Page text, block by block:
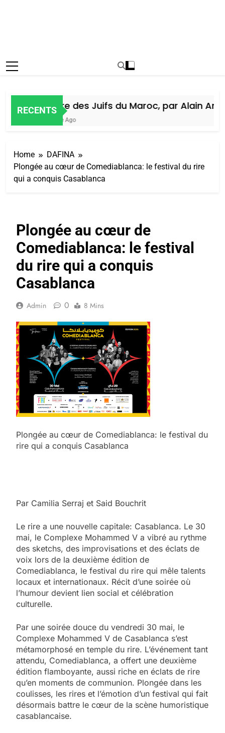
RECENTS
Histoire des Juifs du Maroc, par Alain Amiel
1 Semaine Ago
Home
DAFINA
Plongée au cœur de Comediablanca: le festival du rire
qui a conquis Casablanca
Plongée au cœur de
Comediablanca: le festival
du rire qui a conquis
Casablanca
Admin 0 8 Mins
Plongée au cœur de Comediablanca: le festival du
rire qui a conquis Casablanca
Par Camilia Serraj et Said Bouchrit
Le rire a une nouvelle capitale: Casablanca. Le 30
mai, le Complexe Mohammed V a vibré au rythme
des sketchs, des improvisations et des éclats de
voix lors de la deuxième édition de
Comediablanca, le festival du rire qui mêle talents
locaux et internationaux. Récit d’une soirée où
l’humour devient lien social et célébration
culturelle.
Par une soirée douce du vendredi 30 mai, le
Complexe Mohammed V de Casablanca s’est
métamorphosé en temple du rire. L’événement tant
attendu, Comediablanca, a offert une deuxième
édition flamboyante, aussi riche en éclats de rire
qu’en moments de communion. Plongée dans les
coulisses, les rires et l’émotion d’un festival qui fait
désormais battre le cœur de la scène humoristique
casablancaise.